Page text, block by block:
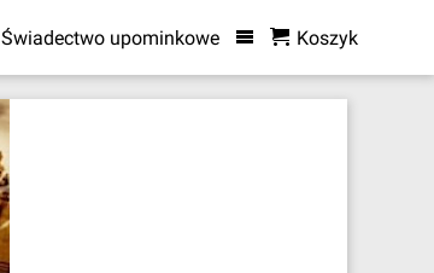
Świadectwo upominkowe Koszyk